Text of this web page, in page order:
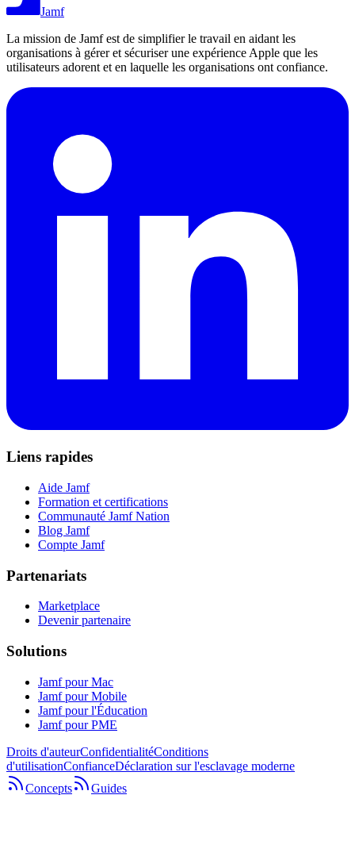
Jamf
La mission de Jamf est de simplifier le travail en aidant les
organisations à gérer et sécuriser une expérience Apple que les
utilisateurs adorent et en laquelle les organisations ont confiance.
Liens rapides
Aide Jamf
Formation et certifications
Communauté Jamf Nation
Blog Jamf
Compte Jamf
Partenariats
Marketplace
Devenir partenaire
Solutions
Jamf pour Mac
Jamf pour Mobile
Jamf pour l'Éducation
Jamf pour PME
Droits d'auteurConfidentialitéConditions
d'utilisationConfianceDéclaration sur l'esclavage moderne
Concepts
Guides